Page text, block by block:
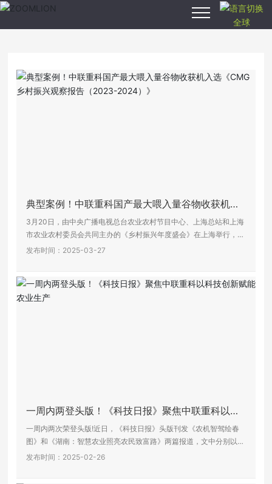
（中国）
关于我们
加入我们
全球
典型案例！中联重科国产最大喂入量谷物收获机入
选《CMG乡村振兴观察报告（2023-2024）》
3月20日，由中央广播电视总台农业农村节目中心、上海总站和上海
市农业农村委员会共同主办的《乡村振兴年度盛会》在上海举行，中
联农机联席总经理霍晓峰受邀出席活动，并与现场嘉宾共同“点亮乡
增效益”方向的典型案例。
发布时间：2025-03-27
一周内两登头版！《科技日报》聚焦中联重科以科
技创新赋能农业生产
一周内两次荣登头版!近日，《科技日报》头版刊发《农机智驾绘春
图》和《湖南：智慧农业照亮农民致富路》两篇报道，文中分别以中
联重科智能农机和中联智慧农业为典型案例，展示公司通过科技创
发布时间：2025-02-26